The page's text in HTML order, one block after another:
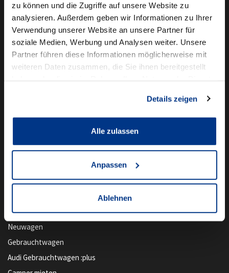
zu können und die Zugriffe auf unsere Website zu
analysieren. Außerdem geben wir Informationen zu Ihrer
Verwendung unserer Website an unsere Partner für
soziale Medien, Werbung und Analysen weiter. Unsere
Partner führen diese Informationen möglicherweise mit
weiteren Daten zusammen, die Sie ihnen bereitgestellt
Details zeigen
Alle zulassen
Anpassen
Ablehnen
Die Marken der Autowelt Schmidt
Unser Angebot
Newsletter Anmeldung
Neuwagen
Gebrauchtwagen
Audi Gebrauchtwagen :plus